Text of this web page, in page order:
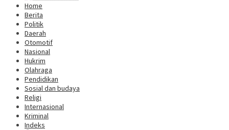
Home
Berita
Politik
Daerah
Otomotif
Nasional
Hukrim
Olahraga
Pendidikan
Sosial dan budaya
Religi
Internasional
Kriminal
Indeks